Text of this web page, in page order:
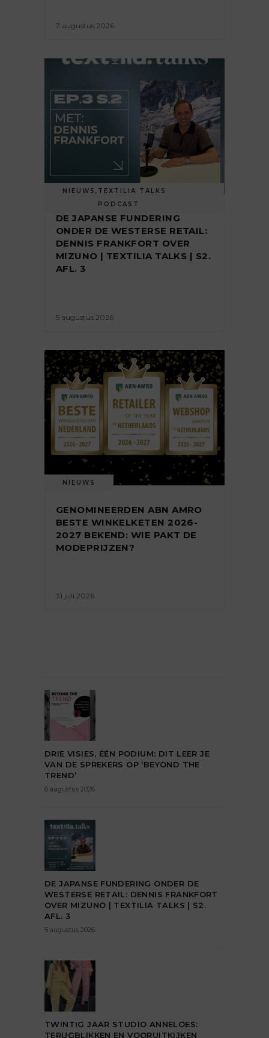
7 augustus 2026
NIEUWS , TEXTILIA TALKS
PODCAST
DE JAPANSE FUNDERING
ONDER DE WESTERSE RETAIL:
DENNIS FRANKFORT OVER
MIZUNO | TEXTILIA TALKS | S2.
AFL. 3
5 augustus 2026
NIEUWS
GENOMINEERDEN ABN AMRO
BESTE WINKELKETEN 2026-
2027 BEKEND: WIE PAKT DE
MODEPRIJZEN?
31 juli 2026
DRIE VISIES, ÉÉN PODIUM: DIT LEER JE
VAN DE SPREKERS OP ‘BEYOND THE
TREND’
6 augustus 2026
DE JAPANSE FUNDERING ONDER DE
WESTERSE RETAIL: DENNIS FRANKFORT
OVER MIZUNO | TEXTILIA TALKS | S2.
AFL. 3
5 augustus 2026
TWINTIG JAAR STUDIO ANNELOES:
TERUGBLIKKEN EN VOORUITKIJKEN